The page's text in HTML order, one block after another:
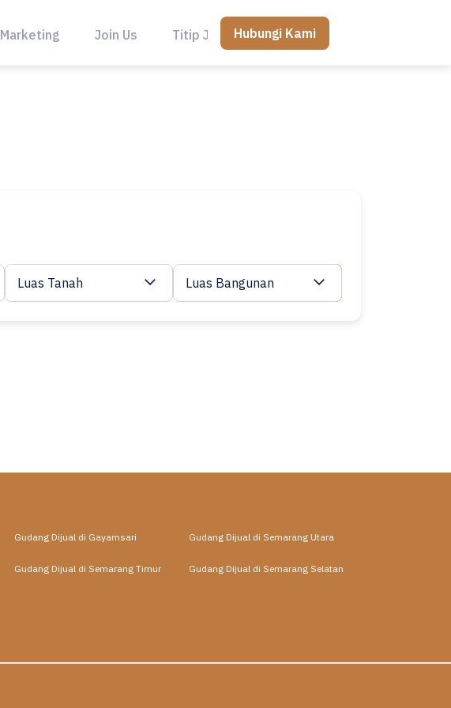
Marketing Join Us Titip Jual Hubungi Kami
Luas Tanah Luas Bangunan
Gudang Dijual di Gayamsari Gudang Dijual di Semarang Utara
Gudang Dijual di Semarang Timur Gudang Dijual di Semarang Selatan